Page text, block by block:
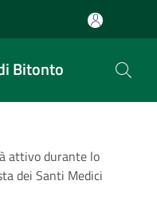
Bitonto
attivo durante lo
dei Santi Medici